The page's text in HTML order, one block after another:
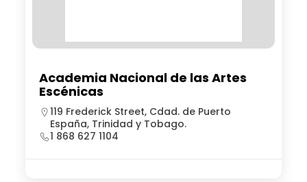
Academia Nacional de las Artes
Escénicas
119 Frederick Street, Cdad. de Puerto
España, Trinidad y Tobago.
1 868 627 1104